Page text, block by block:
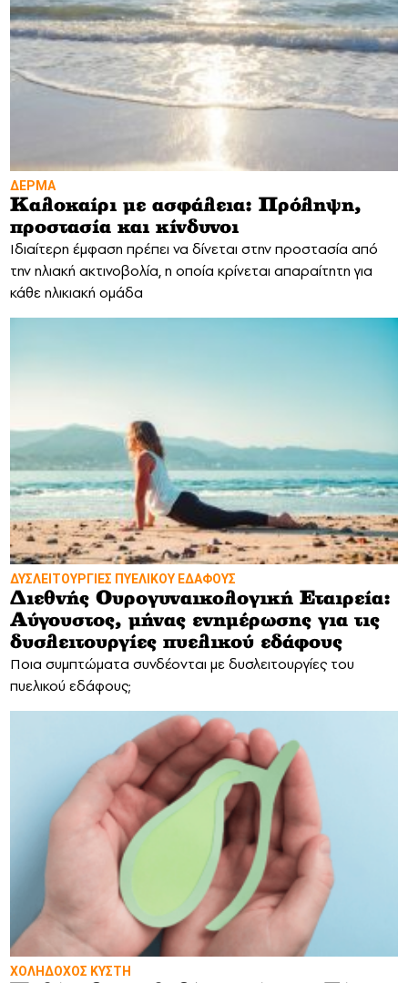
ΔΕΡΜΑ
Καλοκαίρι με ασφάλεια: Πρόληψη,
προστασία και κίνδυνοι
Ιδιαίτερη έμφαση πρέπει να δίνεται στην προστασία από
την ηλιακή ακτινοβολία, η οποία κρίνεται απαραίτητη για
κάθε ηλικιακή ομάδα
ΔΥΣΛΕΙΤΟΥΡΓΙΕΣ ΠΥΕΛΙΚΟΥ ΕΔΑΦΟΥΣ
Διεθνής Ουρογυναικολογική Εταιρεία:
Αύγουστος, μήνας ενημέρωσης για τις
δυσλειτουργίες πυελικού εδάφους
Ποια συμπτώματα συνδέονται με δυσλειτουργίες του
πυελικού εδάφους;
ΧΟΛΗΔΟΧΟΣ ΚΥΣΤΗ